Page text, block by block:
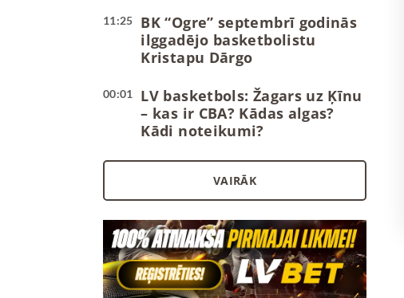
11:25
BK “Ogre” septembrī godinās
ilggadējo basketbolistu
Kristapu Dārgo
00:01
LV basketbols: Žagars uz Ķīnu
– kas ir CBA? Kādas algas?
Kādi noteikumi?
VAIRĀK